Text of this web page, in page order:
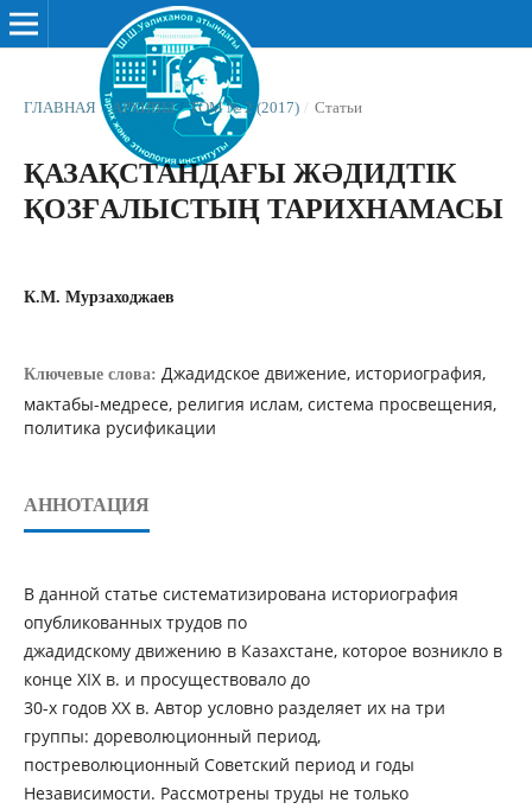
ГЛАВНАЯ / АРХИВЫ / ТОМ № 2 (2017) / Статьи
ҚАЗАҚСТАНДАҒЫ ЖƏДИДТІК
ҚОЗҒАЛЫСТЫҢ ТАРИХНАМАСЫ
К.М. Мурзаходжаев
Ключевые слова: Джадидское движение, историография,
мактабы-медресе, религия ислам, система просвещения,
политика русификации
АННОТАЦИЯ
В данной статье систематизирована историография
опубликованных трудов по
джадидскому движению в Казахстане, которое возникло в
конце ХІХ в. и просуществовало до
30-х годов ХХ в. Автор условно разделяет их на три
группы: дореволюционный период,
постреволюционный Советский период и годы
Независимости. Рассмотрены труды не только